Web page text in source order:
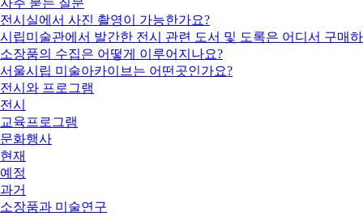
자주 묻는 질문
전시실에서 사진 촬영이 가능한가요?
시립미술관에서 발간한 전시 관련 도서 및 도록은 어디서 구매
소장품의 수집은 어떻게 이루어지나요?
서울시립 미술아카이브는 어떤곳인가요?
전시와 프로그램
전시
교육프로그램
문화행사
현재
예정
과거
소장품과 미술연구